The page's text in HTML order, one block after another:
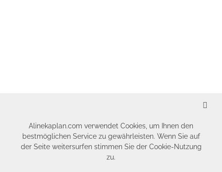
Alinekaplan.com verwendet Cookies, um Ihnen den
bestmöglichen Service zu gewährleisten. Wenn Sie auf
der Seite weitersurfen stimmen Sie der Cookie-Nutzung
zu.